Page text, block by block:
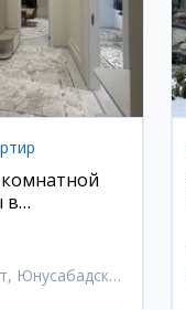
в
Юнусабадский